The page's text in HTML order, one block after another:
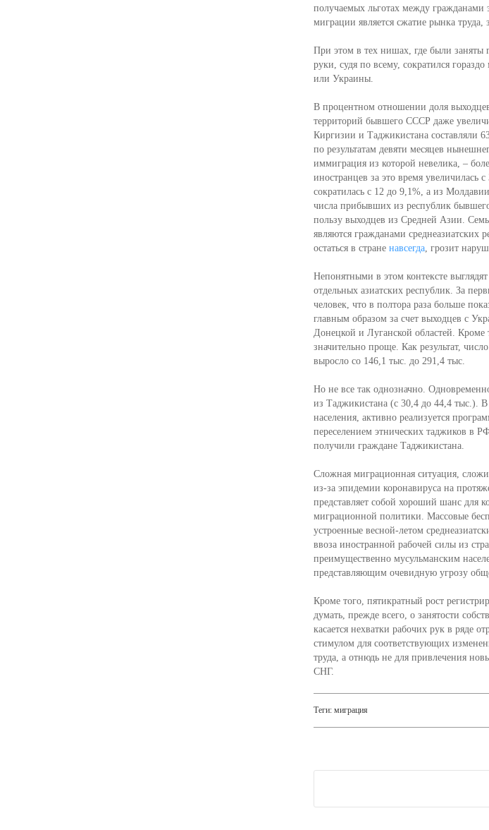
получаемых льготах между гражданами
миграции является сжатие рынка труда,
При этом в тех нишах, где были заняты
руки, судя по всему, сократился
или Украины.
В процентном отношении доля
территорий бывшего СССР даже
Киргизии и Таджикистана составляли
по результатам девяти месяцев
иммиграция из которой невелика, –
иностранцев за это время увеличилась
сократилась с 12 до 9,1%, а из
числа прибывших из республик
пользу выходцев из Средней Азии.
являются гражданами
остаться в стране навсегда, грозит
Непонятными в этом контексте
отдельных азиатских республик. За
человек, что в полтора раза больше
главным образом за счет выходцев с
Донецкой и Луганской областей.
значительно проще. Как результат,
выросло со 146,1 тыс. до 291,4 тыс.
Но не все так однозначно.
из Таджикистана (с 30,4 до 44,4 тыс.). В
населения, активно реализуется
переселением этнических таджиков в
получили граждане Таджикистана.
Сложная миграционная ситуация,
из-за эпидемии коронавируса на
представляет собой хороший шанс для
миграционной политики. Массовые
устроенные весной-летом
ввоза иностранной рабочей силы из
преимущественно мусульманским
представляющим очевидную угрозу
Кроме того, пятикратный рост
думать, прежде всего, о занятости
касается нехватки рабочих рук в ряде
стимулом для соответствующих
труда, а отнюдь не для привлечения
СНГ.
Теги: миграция